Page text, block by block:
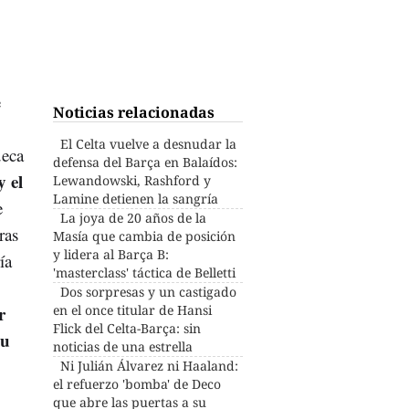
Noticias relacionadas
El Celta vuelve a desnudar la
defensa del Barça en Balaídos:
Lewandowski, Rashford y
Lamine detienen la sangría
La joya de 20 años de la
Masía que cambia de posición
y lidera al Barça B:
'masterclass' táctica de Belletti
Dos sorpresas y un castigado
en el once titular de Hansi
Flick del Celta-Barça: sin
noticias de una estrella
Ni Julián Álvarez ni Haaland:
el refuerzo 'bomba' de Deco
que abre las puertas a su
el